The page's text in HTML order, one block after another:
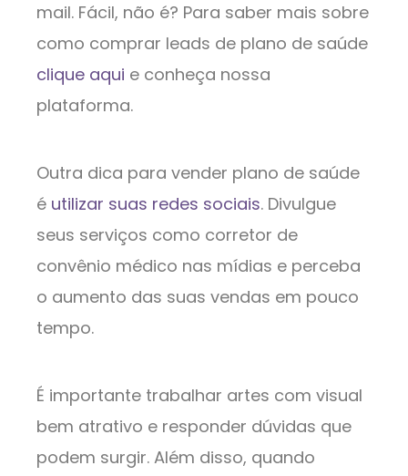
mail. Fácil, não é? Para saber mais sobre
como comprar leads de plano de saúde
clique aqui e conheça nossa
plataforma.
Outra dica para vender plano de saúde
é utilizar suas redes sociais. Divulgue
seus serviços como corretor de
convênio médico nas mídias e perceba
o aumento das suas vendas em pouco
tempo.
É importante trabalhar artes com visual
bem atrativo e responder dúvidas que
podem surgir. Além disso, quando